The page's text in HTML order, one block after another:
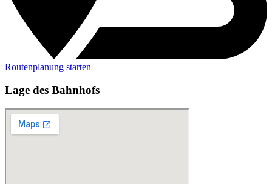
Routenplanung starten
Lage des Bahnhofs